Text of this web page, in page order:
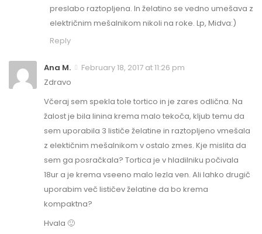
preslabo raztopljena. In želatino se vedno umešava z
električnim mešalnikom nikoli na roke. Lp, Midva:)
Reply
Ana M.
February 18, 2017 at 11:26 pm
Zdravo
Včeraj sem spekla tole tortico in je zares odlična. Na
žalost je bila linina krema malo tekoča, kljub temu da
sem uporabila 3 lističe želatine in raztopljeno vmešala
z elektičnim mešalnikom v ostalo zmes. Kje mislita da
sem ga posračkala? Tortica je v hladilniku počivala
18ur a je krema vseeno malo lezla ven. Ali lahko drugič
uporabim več lističev želatine da bo krema
kompaktna?
Hvala 🙂